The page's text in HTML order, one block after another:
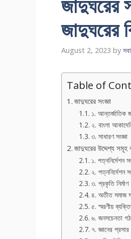
August 2, 2023 by
Table of
জাদুঘরের সংজ্ঞা
১. আন্তর্জাতিক
২. বাংলা
৩. সাধারণ সংজ্ঞা
জাদুঘরের উদ্দেশ্য সমূহ
১. পত্ননির্দেশন
২. পত্ননির্দেশন
৩. প্রকৃতি নির্মাণ
৪. অতীত সমাজ
৫. স্মরণীয়
৬. জনসচেনতা
৭. জ্ঞানের প্রসার